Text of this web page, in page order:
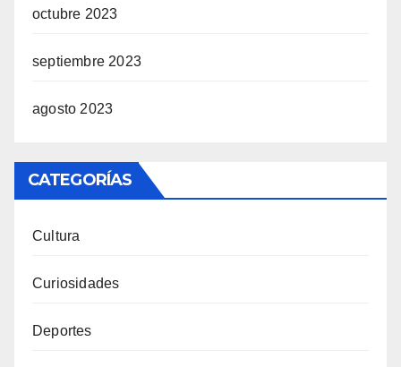
octubre 2023
septiembre 2023
agosto 2023
CATEGORÍAS
Cultura
Curiosidades
Deportes